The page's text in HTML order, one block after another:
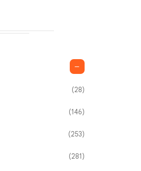
(28)
(146)
(253)
(281)